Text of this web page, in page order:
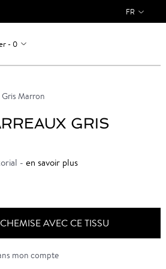
FR
- 0
Marron
GRIS
- en savoir plus
AVEC CE TISSU
mon compte